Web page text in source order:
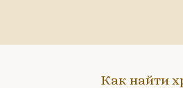
Как найти